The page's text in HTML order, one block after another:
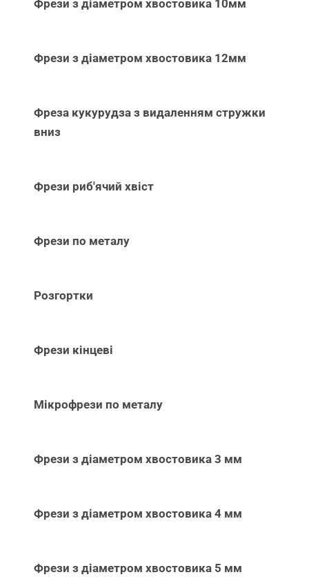
Фрези з діаметром хвостовика 10мм
Фрези з діаметром хвостовика 12мм
Фреза кукурудза з видаленням стружки
вниз
Фрези риб'ячий хвіст
Фрези по металу
Розгортки
Фрези кінцеві
Мікрофрези по металу
Фрези з діаметром хвостовика 3 мм
Фрези з діаметром хвостовика 4 мм
Фрези з діаметром хвостовика 5 мм